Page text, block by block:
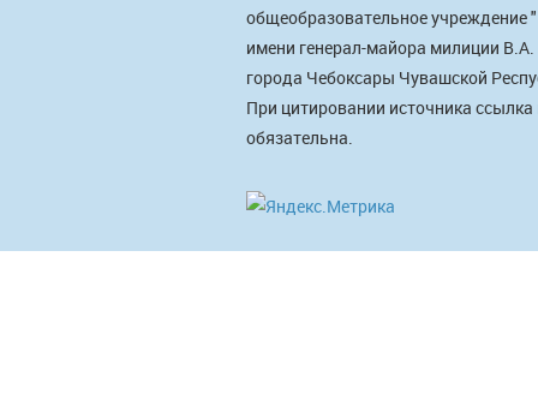
общеобразовательное учреждение
имени генерал-майора милиции
города Чебоксары Чувашской
При цитировании источника
обязательна.